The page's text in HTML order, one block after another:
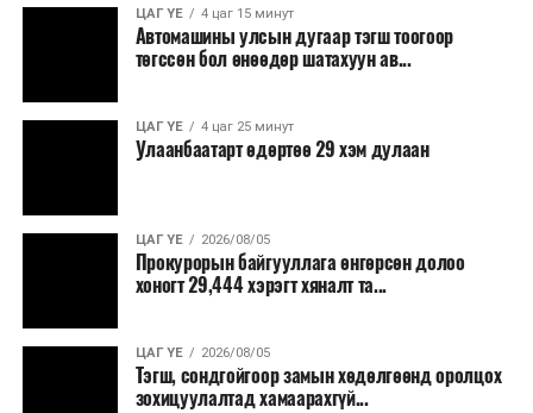
шатахууны хэмнэлт жилд 446 тэрбум төгрөгт хүрэх
боломжтой гэсэн тооцоог техник, эдийн засгийн
үндэслэлд тусгажээ.
Төсөл хэрэгжсэнээр иргэдийн зорчих хугацаа
богиносож, түгжрэлээс үүдэлтэй эдийн засгийн
тогтолцоо бүрдэх ач холбогдолтой юм.
ЦАГ ҮЕ 4 цаг 15 минут
Автомашины улсын дугаар тэгш тоогоор
төгссөн бол өнөөдөр шатахуун ав...
ЦАГ ҮЕ 4 цаг 25 минут
Улаанбаатарт өдөртөө 29 хэм дулаан
ЦАГ ҮЕ 2026/08/05
Прокурорын байгууллага өнгөрсөн долоо
хоногт 29,444 хэрэгт хяналт та...
ЦАГ ҮЕ 2026/08/05
Тэгш, сондгойгоор замын хөдөлгөөнд оролцох
зохицуулалтад хамаарахгүй...